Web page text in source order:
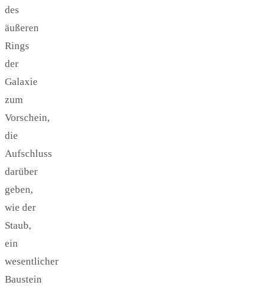
des
äußeren
Rings
der
Galaxie
zum
Vorschein,
die
Aufschluss
darüber
geben,
wie der
Staub,
ein
wesentlicher
Baustein